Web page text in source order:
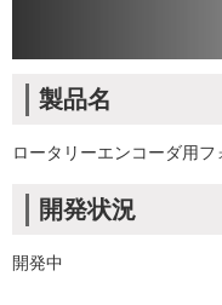
製品名
ロータリーエンコーダ用フ
開発状況
開発中